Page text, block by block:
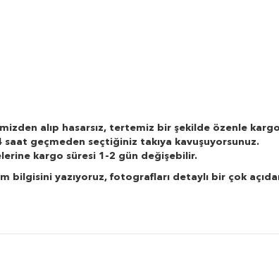
alıp hasarsız, tertemiz bir şekilde özenle kargo
geçmeden seçtiğiniz takıya kavuşuyorsunuz.
kargo süresi 1-2 gün değişebilir.
bilgisini yazıyoruz, fotografları detaylı bir çok